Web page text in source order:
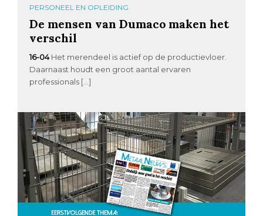
PERSONEEL EN OPLEIDING
De mensen van Dumaco maken het
verschil
16-04 Het merendeel is actief op de productievloer.
Daarnaast houdt een groot aantal ervaren
professionals […]